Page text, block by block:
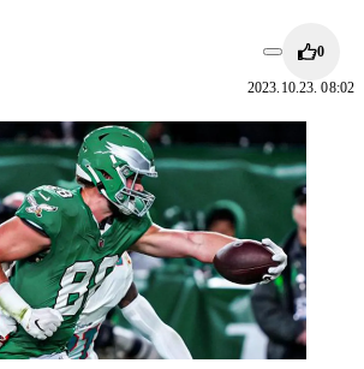
0
2023.10.23. 08:02